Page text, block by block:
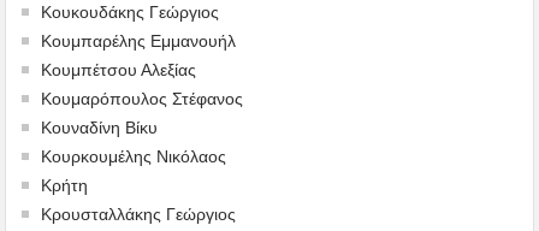
Κουκουδάκης Γεώργιος
Κουμπαρέλης Εμμανουήλ
Κουμπέτσου Αλεξίας
Κουμαρόπουλος Στέφανος
Κουναδίνη Βίκυ
Κουρκουμέλης Νικόλαος
Κρήτη
Κρουσταλλάκης Γεώργιος